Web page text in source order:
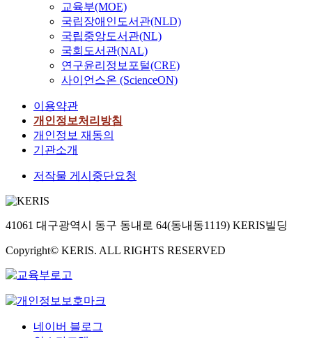
교육부(MOE)
국립장애인도서관(NLD)
국립중앙도서관(NL)
국회도서관(NAL)
연구윤리정보포털(CRE)
사이언스온 (ScienceON)
이용약관
개인정보처리방침
개인정보 재동의
기관소개
저작물 게시중단요청
41061 대구광역시 동구 동내로 64(동내동1119) KERIS빌딩
Copyright© KERIS. ALL RIGHTS RESERVED
네이버 블로그